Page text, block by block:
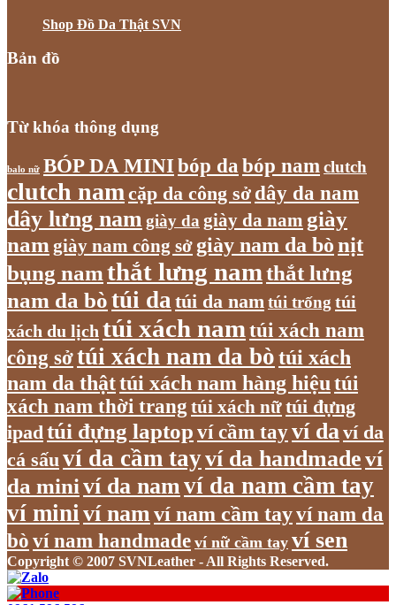
Shop Đồ Da Thật SVN
Bản đồ
Từ khóa thông dụng
balo nữ BÓP DA MINIbóp da bóp nam clutch
clutch nam cặp da công sở dây da nam
dây lưng nam giày da giày da nam giày
nam giày nam công sở giày nam da bònịt
bụng namthắt lưng namthắt lưng
nam da bòtúi da túi da nam túi trống túi
xách du lịch túi xách nam túi xách nam
công sởtúi xách nam da bòtúi xách
nam da thậttúi xách nam hàng hiệu túi
xách nam thời trang túi xách nữtúi đựng
ipad túi đựng laptop ví cầm tayví da ví da
cá sấu ví da cầm tayví da handmadeví
da miniví da nam ví da nam cầm tay
ví mini ví nam ví nam cầm tayví nam da
bò ví nam handmade ví nữ cầm tay ví sen
Copyright © 2007 SVNLeather - All Rights Reserved.